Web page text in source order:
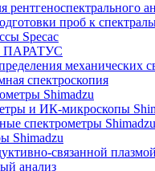
рентгеноспектрального
проб к
Specac
ПАРАТУС
механических
спектроскопия
Shimadzu
и ИК-микроскопы
спектрометры Shimadzu
Shimadzu
связанной
анализ